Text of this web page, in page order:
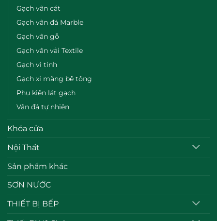
Gạch vân cát
Gạch vân đá Marble
Gạch vân gỗ
Gạch vân vải Textile
Gạch vi tinh
Gạch xi măng bê tông
Phụ kiện lát gạch
Vân đá tự nhiên
Khóa cửa
Nội Thất
Sản phẩm khác
SƠN NƯỚC
THIẾT BỊ BẾP